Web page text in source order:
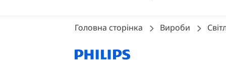
Головна сторінка Вироби